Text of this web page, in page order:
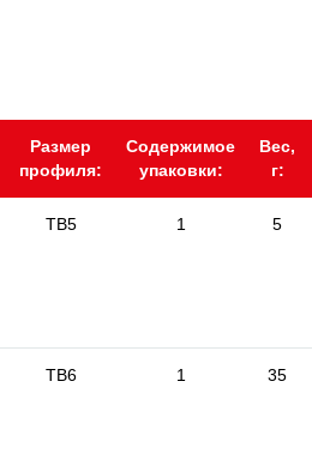
Размер
профиля:
Содержимое
упаковки:
Вес,
г:
TB5 1 5
TB6 1 35